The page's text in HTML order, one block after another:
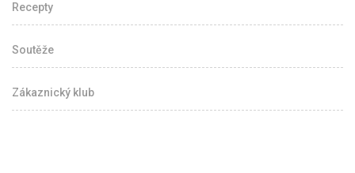
Recepty
Soutěže
Zákaznický klub